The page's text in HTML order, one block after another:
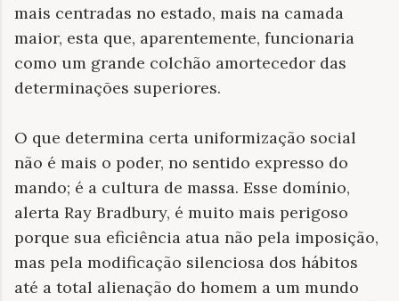
mais centradas no estado, mais na camada
maior, esta que, aparentemente, funcionaria
como um grande colchão amortecedor das
determinações superiores.
O que determina certa uniformização social
não é mais o poder, no sentido expresso do
mando; é a cultura de massa. Esse domínio,
alerta Ray Bradbury, é muito mais perigoso
porque sua eficiência atua não pela imposição,
mas pela modificação silenciosa dos hábitos
até a total alienação do homem a um mundo